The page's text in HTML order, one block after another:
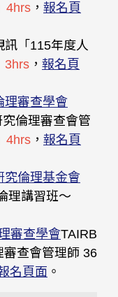
4hrs ， 報名頁
訊「115年度人
3hrs ， 報名頁
理審查學會
倫理審查會管
4hrs ， 報名頁
究倫理基金會
理講習班〜
審查學會TAIRB
查會管理師 36
名頁面 。